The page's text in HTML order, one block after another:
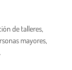
de talleres,
mayores,